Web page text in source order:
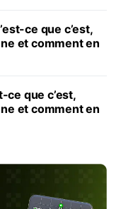
ce que c’est,
et comment en
ce que c’est,
et comment en